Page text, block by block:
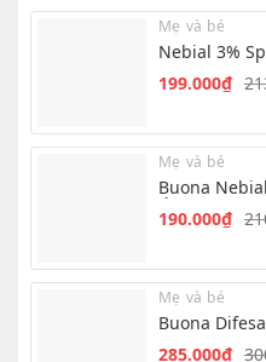
là:
233.000₫.
tại
là:
Mẹ và bé
Nebial 3%
hiệu quả
Giá
là:
213.000₫.
199.000₫
Giá
tại
là:
199.000₫.
Mẹ và bé
Buona
Ẩm, Làm
Giá
là:
210.000₫.
190.000₫
Giá
tại
là:
Mẹ và bé
Buona
kháng cho
285.000₫